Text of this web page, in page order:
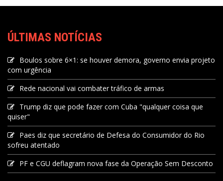
ÚLTIMAS NOTÍCIAS
Boulos sobre 6×1: se houver demora, governo envia projeto
com urgência
Rede nacional vai combater tráfico de armas
Trump diz que pode fazer com Cuba "qualquer coisa que
quiser"
Paes diz que secretário de Defesa do Consumidor do Rio
sofreu atentado
PF e CGU deflagram nova fase da Operação Sem Desconto